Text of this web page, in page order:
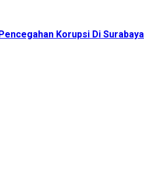
Korupsi Di Surabaya